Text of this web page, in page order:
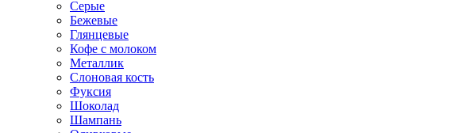
Серые
Бежевые
Глянцевые
Кофе с молоком
Металлик
Слоновая кость
Фуксия
Шоколад
Шампань